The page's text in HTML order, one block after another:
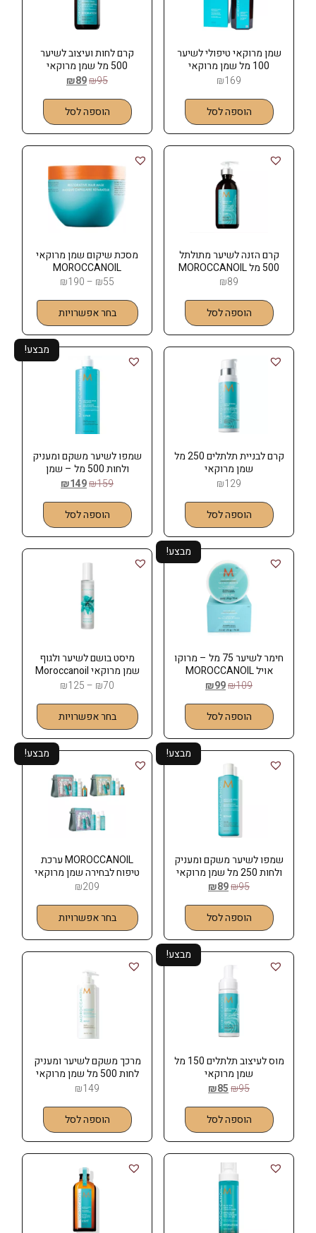
שמן מרוקאי טיפולי לשיער
100 מל שמן מרוקאי
MOROCCANOIL
₪169
הוספה לסל
קרם לחות ועיצוב לשיער
500 מל שמן מרוקאי
MOROCCANOIL
₪95
₪89
הוספה לסל
קרם הזנה לשיער מתולתל
500 מל MOROCCANOIL
שמן מרוקאי
₪89
הוספה לסל
מסכת שיקום שמן מרוקאי
MOROCCANOIL
₪55
–
₪190
בחר אפשרויות
קרם לבניית תלתלים 250 מל
שמן מרוקאי
MOROCCANOIL
₪129
הוספה לסל
מבצע!
שמפו לשיער משקם ומעניק
ולחות 500 מל – שמן
מרוקאי MOROCCANOIL
₪159
₪149
הוספה לסל
מבצע!
חימר לשיער 75 מל – מרוקו
אויל MOROCCANOIL
₪109
₪99
הוספה לסל
מיסט בושם לשיער ולגוף
שמן מרוקאי Moroccanoil
₪70
–
₪125
בחר אפשרויות
מבצע!
שמפו לשיער משקם ומעניק
ולחות 250 מל שמן מרוקאי
MOROCCANOIL
₪95
₪89
הוספה לסל
מבצע!
MOROCCANOIL ערכת
טיפוח לבחירה שמן מרוקאי
₪209
בחר אפשרויות
מבצע!
מוס לעיצוב תלתלים 150 מל
שמן מרוקאי
MOROCCANOIL
₪95
₪85
הוספה לסל
מרכך משקם לשיער ומעניק
לחות 500 מל שמן מרוקאי
MOROCCANOIL
₪149
הוספה לסל